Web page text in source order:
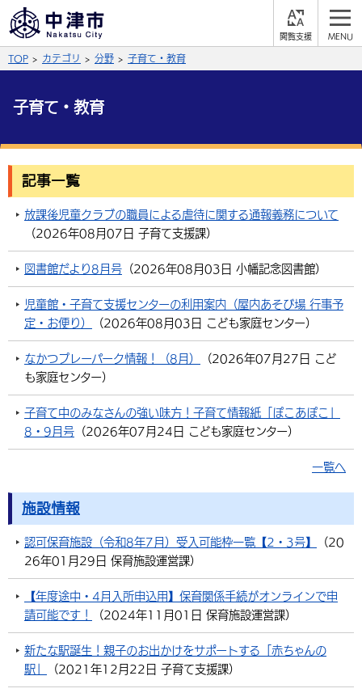
やさしい日本語
ふりがなをつける
よみあげる
黒 青 白
文字の大きさ
言語を選択
英語（English） 中国語（簡体字）
中国語（繁体字） 韓国語（한국어）
組織案内
Facebook X (Twitter) YouTube
サイト内検索
総合メニュー
届出・登録・証明 保険・年金
福祉・介護 健康・予防
環境・衛生
選挙 外国人の方向け情報
入札・契約 産業・雇用
都市整備
子育て・教育
手当・助成
相談・支援・情報 計画・施策
観光・移住
観光なび
遊ぶ・体験する グルメ・食べる
買う・おみやげ 四季のイベント・祭り
市政情報
中津市について 市役所の紹介
TOP カテゴリ 分野 子育て・教育
子育て・教育
記事一覧
放課後児童クラブの職員による虐待に関する通報義務について
（2026年08月07日 子育て支援課）
図書館だより8月号 （2026年08月03日 小幡記念図書館）
児童館・子育て支援センターの利用案内（屋内あそび場 行事予
定・お便り）
（2026年08月03日 こども家庭センター）
なかつプレーパーク情報！（8月） （2026年07月27日 こど
も家庭センター）
子育て中のみなさんの強い味方！子育て情報紙「ぽこあぽこ」
8・9月号 （2026年07月24日 こども家庭センター）
一覧へ
施設情報
認可保育施設（令和8年7月）受入可能枠一覧【2・3号】 （20
26年01月29日 保育施設運営課）
【年度途中・4月入所申込用】保育関係手続がオンラインで申
請可能です！
（2024年11月01日 保育施設運営課）
新たな駅誕生！親子のお出かけをサポートする「赤ちゃんの
駅」
（2021年12月22日 子育て支援課）